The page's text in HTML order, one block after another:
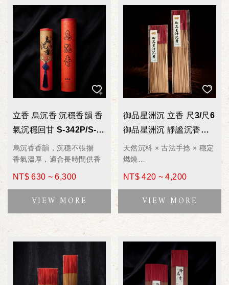
立香 烏沉香 沉穩香韻 香
氣沉穩回甘 S-342P/S-
642P 拜拜香 600g
烏沉香香韻，沉穩不張揚
香氣溫厚，適合長時間供香
NT$ 630 ~ 6,300
御品星洲沉 立香 尺3/尺6
御品星洲沉 靜謐沉香底
蘊 150g 拜拜香
C3090SSL/C6090SSL
天然沉料 × 古法手捻 × 穩定
燃燒
NT$ 420 ~ 4,200